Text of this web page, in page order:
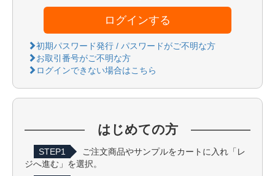
ログインする
初期パスワード発行 / パスワードがご不明な方
お取引番号がご不明な方
ログインできない場合はこちら
はじめての方
STEP1
ご注文商品やサンプルをカートに入れ「レ
ジへ進む」を選択。